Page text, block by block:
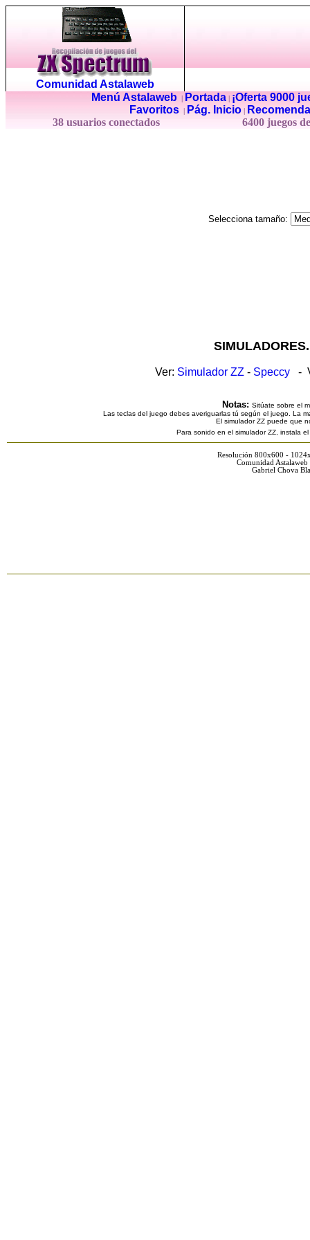
Comunidad Astalaweb
Menú Astalaweb| Portada|
¡Oferta 9000
Favoritos
Pág. Inicio
38 usuarios conectados
6400 juegos
Selecciona tamaño:
Ver: Simulador ZZ - Speccy -
Notas: Sitúate sobre el
Las teclas del juego debes averiguarlas tú según el juego. La
El simulador ZZ puede que
Para sonido en el simulador ZZ, instala
Resolución 800x600 -
Comunidad
Gabriel Chova